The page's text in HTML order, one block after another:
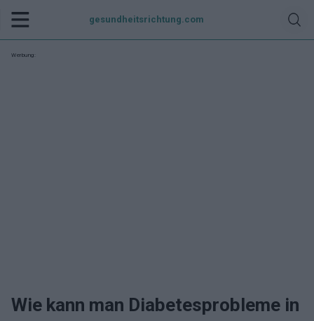
gesundheitsrichtung.com
Werbung:
Wie kann man Diabetesprobleme in